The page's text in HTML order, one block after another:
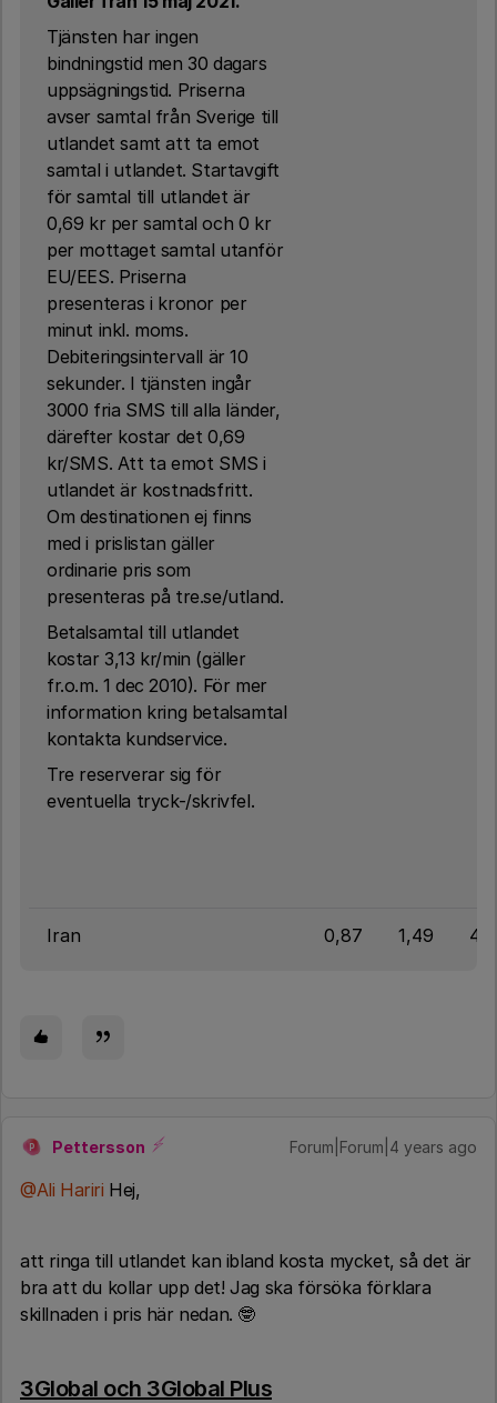
Tjänsten har ingen
bindningstid men 30 dagars
uppsägningstid. Priserna
avser samtal från Sverige till
utlandet samt att ta emot
samtal i utlandet. Startavgift
för samtal till utlandet är
0,69 kr per samtal och 0 kr
per mottaget samtal utanför
EU/EES. Priserna
presenteras i kronor per
minut inkl. moms.
Debiteringsintervall är 10
sekunder. I tjänsten ingår
3000 fria SMS till alla länder,
därefter kostar det 0,69
kr/SMS. Att ta emot SMS i
utlandet är kostnadsfritt.
Om destinationen ej finns
med i prislistan gäller
ordinarie pris som
presenteras på tre.se/utland.
Betalsamtal till utlandet
kostar 3,13 kr/min (gäller
fr.o.m. 1 dec 2010). För mer
information kring betalsamtal
kontakta kundservice.
Tre reserverar sig för
eventuella tryck-/skrivfel.
Iran 0,87 1,49
P Pettersson Forum|Forum|4 years ago
@Ali Hariri Hej,
att ringa till utlandet kan ibland kosta mycket, så det är
bra att du kollar upp det! Jag ska försöka förklara
skillnaden i pris här nedan. 🤓
3Global och 3Global Plus